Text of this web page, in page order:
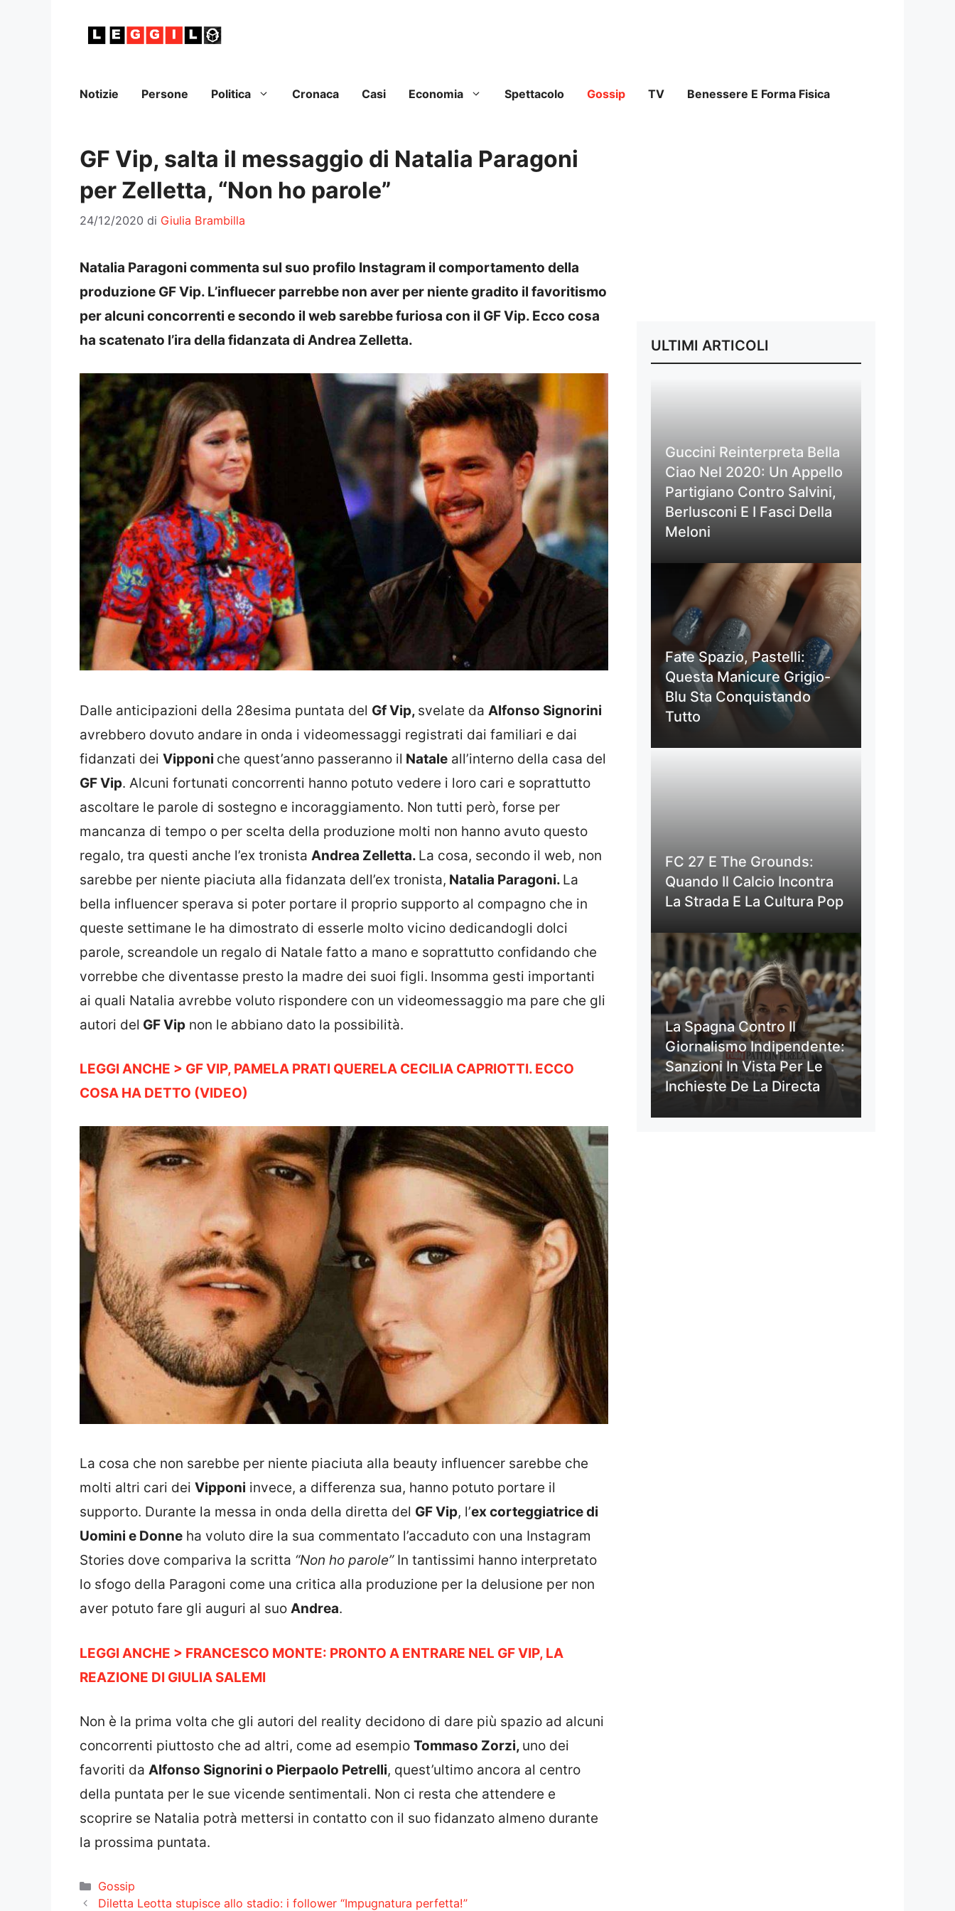
Notizie Persone Politica Cronaca Casi Economia Spettacolo Gossip TV Benessere E Forma Fisica
GF Vip, salta il messaggio di Natalia Paragoni
per Zelletta, “Non ho parole”
24/12/2020 di Giulia Brambilla
Natalia Paragoni commenta sul suo profilo Instagram il comportamento della
produzione GF Vip. L’influecer parrebbe non aver per niente gradito il favoritismo
per alcuni concorrenti e secondo il web sarebbe furiosa con il GF Vip. Ecco cosa
ha scatenato l’ira della fidanzata di Andrea Zelletta.
Dalle anticipazioni della 28esima puntata del Gf Vip, svelate da Alfonso Signorini
avrebbero dovuto andare in onda i videomessaggi registrati dai familiari e dai
fidanzati dei Vipponi che quest’anno passeranno il Natale all’interno della casa del
GF Vip. Alcuni fortunati concorrenti hanno potuto vedere i loro cari e soprattutto
ascoltare le parole di sostegno e incoraggiamento. Non tutti però, forse per
mancanza di tempo o per scelta della produzione molti non hanno avuto questo
regalo, tra questi anche l’ex tronista Andrea Zelletta. La cosa, secondo il web, non
sarebbe per niente piaciuta alla fidanzata dell’ex tronista, Natalia Paragoni. La
bella influencer sperava si poter portare il proprio supporto al compagno che in
queste settimane le ha dimostrato di esserle molto vicino dedicandogli dolci
parole, screandole un regalo di Natale fatto a mano e soprattutto confidando che
vorrebbe che diventasse presto la madre dei suoi figli. Insomma gesti importanti
ai quali Natalia avrebbe voluto rispondere con un videomessaggio ma pare che gli
autori del GF Vip non le abbiano dato la possibilità.
LEGGI ANCHE > GF VIP, PAMELA PRATI QUERELA CECILIA CAPRIOTTI. ECCO
COSA HA DETTO (VIDEO)
La cosa che non sarebbe per niente piaciuta alla beauty influencer sarebbe che
molti altri cari dei Vipponi invece, a differenza sua, hanno potuto portare il
supporto. Durante la messa in onda della diretta del GF Vip, l’ex corteggiatrice di
Uomini e Donne ha voluto dire la sua commentato l’accaduto con una Instagram
Stories dove compariva la scritta “Non ho parole”In tantissimi hanno interpretato
lo sfogo della Paragoni come una critica alla produzione per la delusione per non
aver potuto fare gli auguri al suo Andrea.
LEGGI ANCHE > FRANCESCO MONTE: PRONTO A ENTRARE NEL GF VIP, LA
REAZIONE DI GIULIA SALEMI
Non è la prima volta che gli autori del reality decidono di dare più spazio ad alcuni
concorrenti piuttosto che ad altri, come ad esempio Tommaso Zorzi, uno dei
favoriti da Alfonso Signorini o Pierpaolo Petrelli, quest’ultimo ancora al centro
della puntata per le sue vicende sentimentali. Non ci resta che attendere e
scoprire se Natalia potrà mettersi in contatto con il suo fidanzato almeno durante
la prossima puntata.
Categorie
Gossip
Diletta Leotta stupisce allo stadio: i follower “Impugnatura perfetta!”
ULTIMI ARTICOLI
Guccini Reinterpreta Bella
Ciao Nel 2020: Un Appello
Partigiano Contro Salvini,
Berlusconi E I Fasci Della
Meloni
Fate Spazio, Pastelli:
Questa Manicure Grigio-
Blu Sta Conquistando
Tutto
FC 27 E The Grounds:
Quando Il Calcio Incontra
La Strada E La Cultura Pop
La Spagna Contro Il
Giornalismo Indipendente:
Sanzioni In Vista Per Le
Inchieste De La Directa